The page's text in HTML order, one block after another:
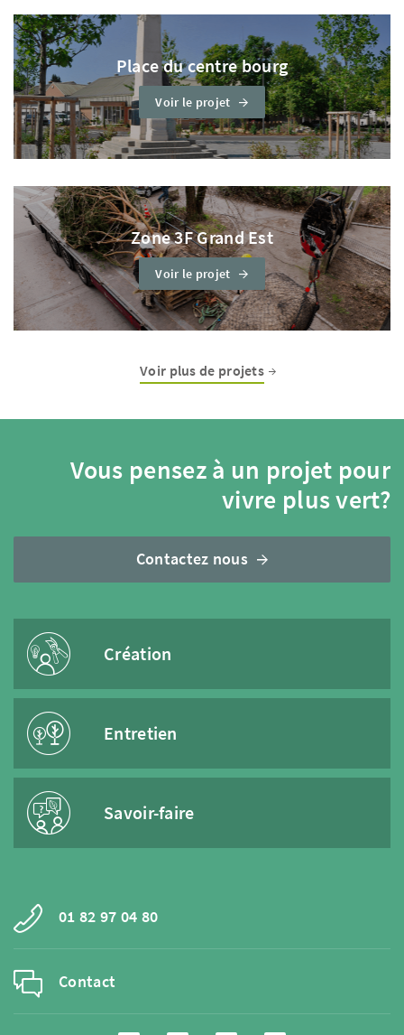
Place du centre bourg
Voir le projet
Zone 3F Grand Est
Voir le projet
Voir plus de projets
Vous pensez à un projet pour
vivre plus vert?
Contactez nous
Création
Entretien
Savoir-faire
01 82 97 04 80
Contact